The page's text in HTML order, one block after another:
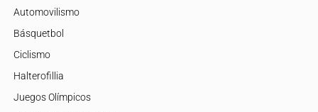
Automovilismo
Básquetbol
Ciclismo
Halterofillia
Juegos Olímpicos